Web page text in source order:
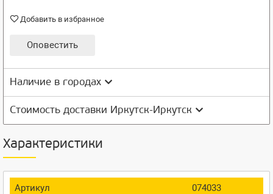
Добавить в избранное
Оповестить
Наличие в городах
Стоимость доставки Иркутск-Иркутск
Характеристики
Артикул
074033